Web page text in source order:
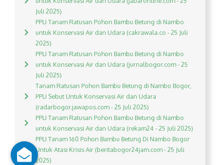
Juli 2025)
PPLI Tanam Ratusan Pohon Bambu Betung di Nambo
untuk Konservasi Air dan Udara (cakrawala.co - 25 Juli
2025)
PPLI Tanam Ratusan Pohon Bambu Betung di Nambo
untuk Konservasi Air dan Udara (jurnalbogor.com - 25
Juli 2025)
Tanam Ratusan Pohon Bambu Betung di Nambo Bogor,
PPLI Sebut Untuk Konservasi Air dan Udara
(radarbogor.jawapos.com - 25 Juli 2025)
PPLI Tanam Ratusan Pohon Bambu Betung di Nambo
untuk Konservasi Air dan Udara (rekam24 - 25 Juli 2025)
PPLI Tanam 160 Pohon Bambu Betung Di Nambo Bogor
Untuk Atasi Krisis Air (beritabogor24jam.com - 25 Juli
2025)